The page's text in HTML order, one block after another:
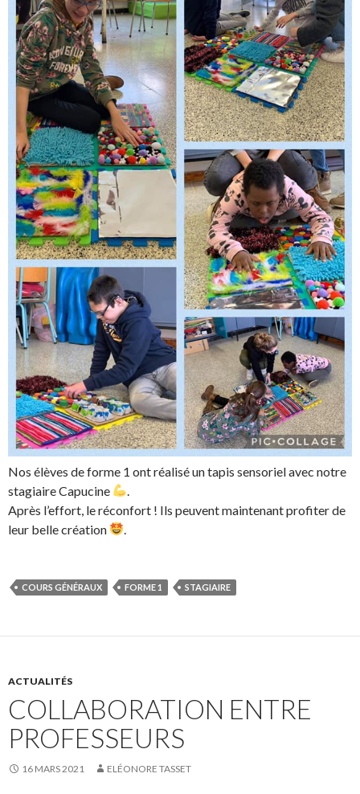
Nos élèves de forme 1 ont réalisé un tapis sensoriel avec notre
stagiaire Capucine
.
Après l’effort, le réconfort ! Ils peuvent maintenant profiter de
leur belle création
.
COURS GÉNÉRAUX FORME 1 STAGIAIRE
ACTUALITÉS
COLLABORATION ENTRE
PROFESSEURS
16 MARS 2021 ELÉONORE TASSET